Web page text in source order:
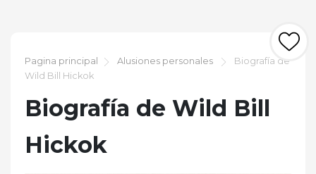
Pagina principal Alusiones personales
Biografía de
Wild Bill Hickok
Biografía de Wild Bill
Hickok